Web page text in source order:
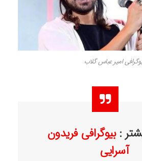
امیر عباس گلاب
:بیوگرافی فریدون
آسرایی